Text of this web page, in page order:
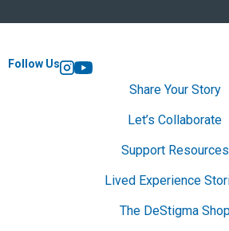
Follow Us
Instagram
YouTube
Share Your Story
Let’s Collaborate
Support Resources
Lived Experience
The DeStigma